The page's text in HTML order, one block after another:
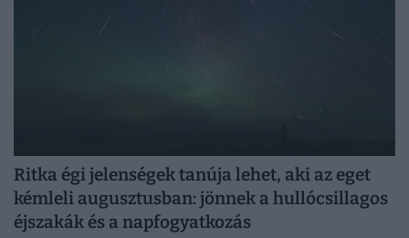
Ritka égi jelenségek tanúja lehet, aki az eget
kémleli augusztusban: jönnek a hullócsillagos
éjszakák és a napfogyatkozás